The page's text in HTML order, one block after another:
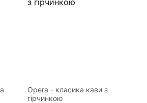
Opera - класика кави з
гірчинкою